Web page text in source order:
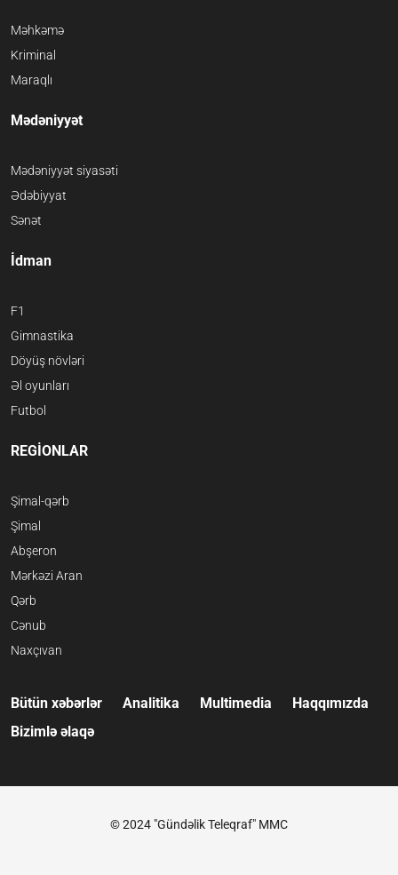
Məhkəmə
Kriminal
Maraqlı
Mədəniyyət
Mədəniyyət siyasəti
Ədəbiyyat
Sənət
İdman
F1
Gimnastika
Döyüş növləri
Əl oyunları
Futbol
REGİONLAR
Şimal-qərb
Şimal
Abşeron
Mərkəzi Aran
Qərb
Cənub
Naxçıvan
Bütün xəbərlər Analitika Multimedia
Haqqımızda
Bizimlə əlaqə
© 2024 "Gündəlik Teleqraf" MMC